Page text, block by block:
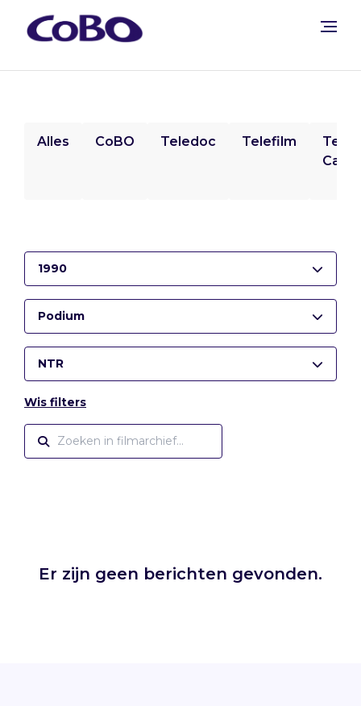
Alles CoBO Teledoc Telefilm
1990
Podium
NTR
Wis filters
Er zijn geen berichten gevonden.